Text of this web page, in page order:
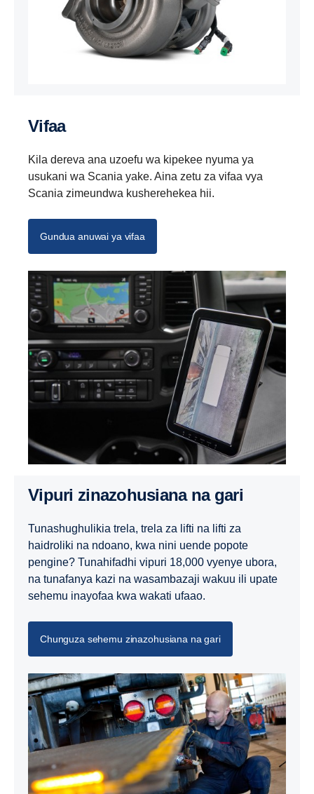
Vifaa
Kila dereva ana uzoefu wa kipekee nyuma ya
usukani wa Scania yake. Aina zetu za vifaa vya
Scania zimeundwa kusherehekea hii.
Gundua anuwai ya vifaa
Vipuri zinazohusiana na gari
Tunashughulikia trela, trela za lifti na lifti za
haidroliki na ndoano, kwa nini uende popote
pengine? Tunahifadhi vipuri 18,000 vyenye ubora,
na tunafanya kazi na wasambazaji wakuu ili upate
sehemu inayofaa kwa wakati ufaao.
Chunguza sehemu zinazohusiana na gari